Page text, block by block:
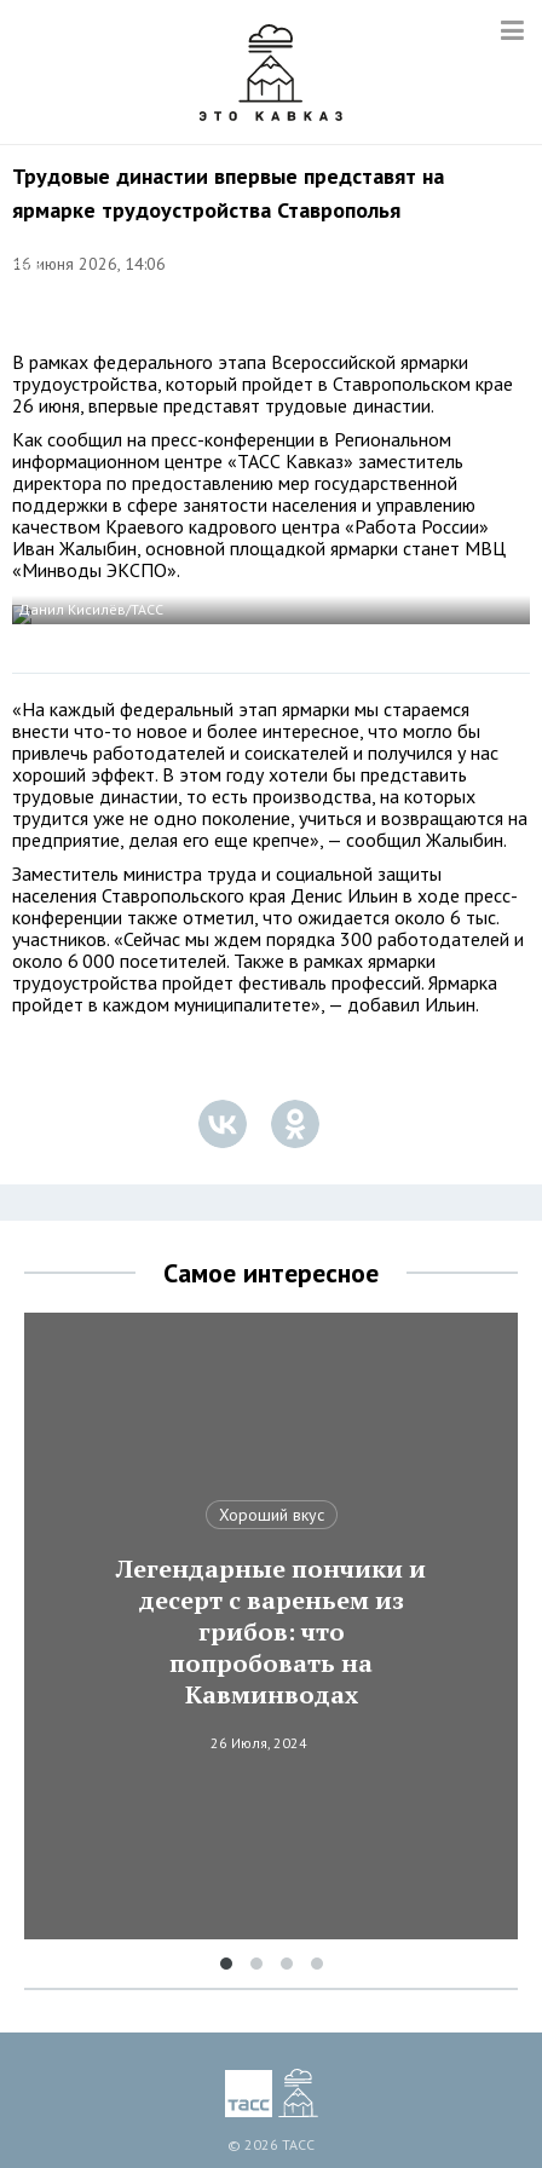
Трудовые династии впервые представят на
ярмарке трудоустройства Ставрополья
16 июня 2026, 14:06
Егор
В рамках федерального этапа Всероссийской ярмарки
трудоустройства, который пройдет в Ставропольском крае
26 июня, впервые представят трудовые династии.
Как сообщил на пресс-конференции в Региональном
информационном центре «ТАСС Кавказ» заместитель
директора по предоставлению мер государственной
поддержки в сфере занятости населения и управлению
качеством Краевого кадрового центра «Работа России»
Иван Жалыбин, основной площадкой ярмарки станет МВЦ
«Минводы ЭКСПО».
Данил Кисилёв/ТАСС
«На каждый федеральный этап ярмарки мы стараемся
внести что-то новое и более интересное, что могло бы
привлечь работодателей и соискателей и получился у нас
хороший эффект. В этом году хотели бы представить
трудовые династии, то есть производства, на которых
трудится уже не одно поколение, учиться и возвращаются на
предприятие, делая его еще крепче», — сообщил Жалыбин.
Заместитель министра труда и социальной защиты
населения Ставропольского края Денис Ильин в ходе пресс-
конференции также отметил, что ожидается около 6 тыс.
участников. «Сейчас мы ждем порядка 300 работодателей и
около 6 000 посетителей. Также в рамках ярмарки
трудоустройства пройдет фестиваль профессий. Ярмарка
пройдет в каждом муниципалитете», — добавил Ильин.
Самое интересное
Хороший вкус
Легендарные пончики и
десерт с вареньем из
грибов: что
попробовать на
Кавминводах
26 Июля, 2024
© 2026 ТАСС